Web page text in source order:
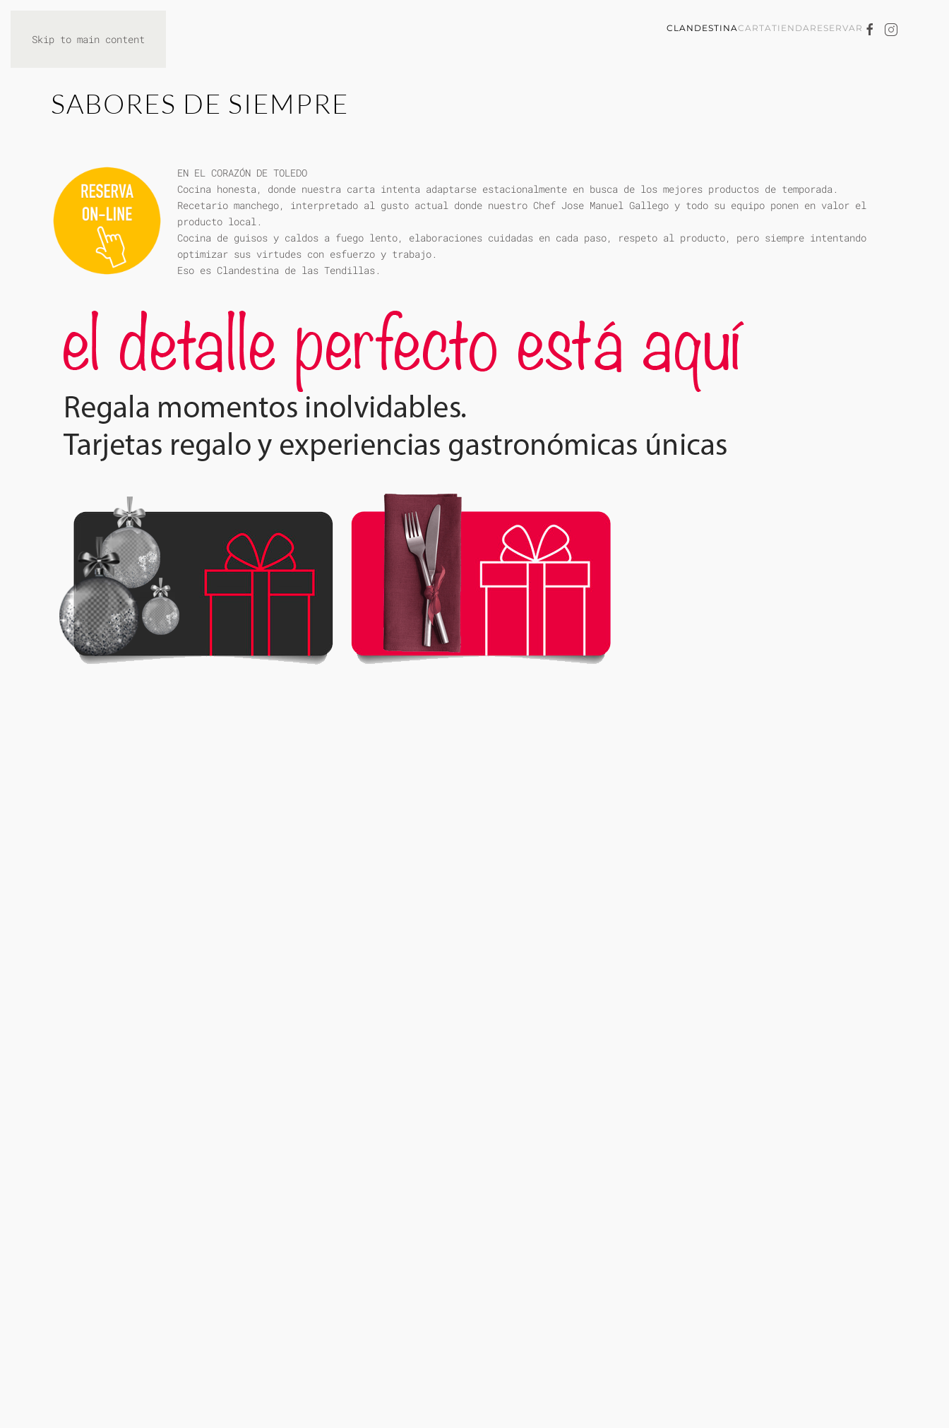
Skip to main content
CLANDESTINACARTATIENDARESERVAR
SABORES DE SIEMPRE
EN EL CORAZÓN DE TOLEDO
Cocina honesta, donde nuestra carta intenta adaptarse estacionalmente en busca de los mejores productos de temporada.
Recetario manchego, interpretado al gusto actual donde nuestro Chef Jose Manuel Gallego y todo su equipo ponen en valor el
producto local.
Cocina de guisos y caldos a fuego lento, elaboraciones cuidadas en cada paso, respeto al producto, pero siempre intentando
optimizar sus virtudes con esfuerzo y trabajo.
Eso es Clandestina de las Tendillas.